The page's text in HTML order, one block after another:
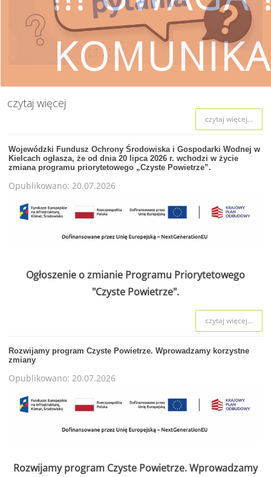
czytaj więcej
Wojewódzki Fundusz Ochrony
czytaj więcej...
Wojewódzki Fundusz Ochrony Środowiska i Gospodarki Wodnej w
Kielcach ogłasza, że od dnia 20 lipca 2026 r. wchodzi w życie
zmiana programu priorytetowego „Czyste Powietrze”.
Opublikowano: 20.07.2026
Ogłoszenie o zmianie Programu Priorytetowego
"Czyste Powietrze".
czytaj więcej...
Rozwijamy program Czyste Powietrze. Wprowadzamy korzystne
zmiany
Opublikowano: 20.07.2026
Rozwijamy program Czyste Powietrze. Wprowadzamy